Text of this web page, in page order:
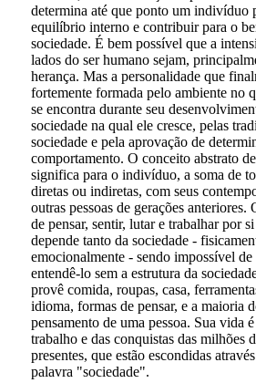
determina até que ponto um indivíduo
equilíbrio interno e contribuir para o
sociedade. É bem possível que a
lados do ser humano sejam,
herança. Mas a personalidade que
fortemente formada pelo ambiente no
se encontra durante seu
sociedade na qual ele cresce, pelas
sociedade e pela aprovação de
comportamento. O conceito abstrato
significa para o indivíduo, a soma de
diretas ou indiretas, com seus
outras pessoas de gerações
de pensar, sentir, lutar e trabalhar por
depende tanto da sociedade -
emocionalmente - sendo impossível de
entendê-lo sem a estrutura da
provê comida, roupas, casa,
idioma, formas de pensar, e a maioria
pensamento de uma pessoa. Sua vida
trabalho e das conquistas das milhões
presentes, que estão escondidas
palavra "sociedade".